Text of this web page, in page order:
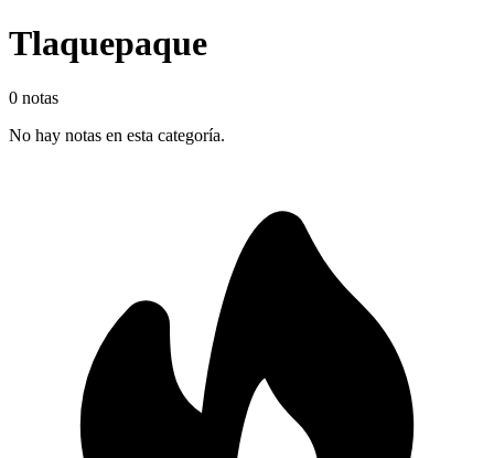
Tlaquepaque
0 notas
No hay notas en esta categoría.